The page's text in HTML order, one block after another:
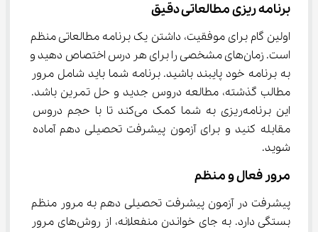
برنامه‌ ریزی مطالعاتی دقیق
اولین گام برای موفقیت، داشتن یک برنامه مطالعاتی منظم
است. زمان‌های مشخصی را برای هر درس اختصاص دهید و
به برنامه خود پایبند باشید. برنامه شما باید شامل مرور
مطالب گذشته، مطالعه دروس جدید و حل تمرین باشد.
این برنامه‌ریزی به شما کمک می‌کند تا با حجم دروس
مقابله کنید و برای آزمون پیشرفت تحصیلی دهم آماده
شوید.
مرور فعال و منظم
پیشرفت در آزمون پیشرفت تحصیلی دهم به مرور منظم
بستگی دارد. به جای خواندن منفعلانه، از روش‌های مرور